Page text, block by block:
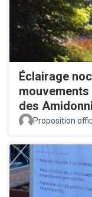
Éclairage
des
Proposition